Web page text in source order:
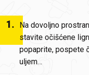
1.
Na dovoljno
stavite očišćene
popaprite, pospete
uljem…